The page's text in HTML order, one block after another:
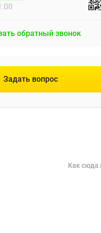
обратный звонок
Задать вопрос
Как сюда